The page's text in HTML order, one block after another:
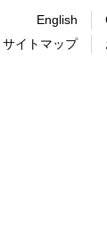
English
サイトマップ